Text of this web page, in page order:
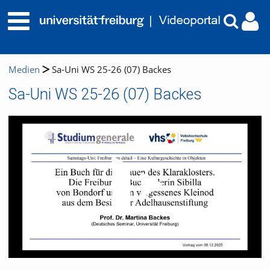
Medien Sa-Uni WS 25-26 (07) Backes
Sa-Uni WS 25-26 (07) Backes